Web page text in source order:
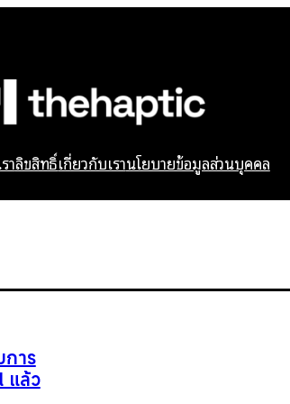
าลิขสิทธิ์เกี่ยวกับเรานโยบายข้อมูลส่วนบุคคล
การ
แล้ว